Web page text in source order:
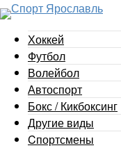
Хоккей
Футбол
Волейбол
Автоспорт
Бокс / Кикбоксинг
Другие виды
Cпортсмены